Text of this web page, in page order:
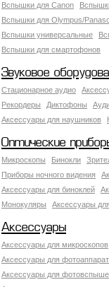
Вспышки для Canon
Вспышки для Olympus/
Вспышки универсальные
Вспышки для смартофонов
Звуковое
Стационарное аудио
Рекордеры
Диктофоны
Аксессуары для наушников
Оптические
Микроскопы Бинокли
Приборы ночного видения
Аксессуары для биноклей
Монокуляры
Аксессуары
Аксессуары
Аксессуары для микроскопов
Аксессуары для
Аксессуары для